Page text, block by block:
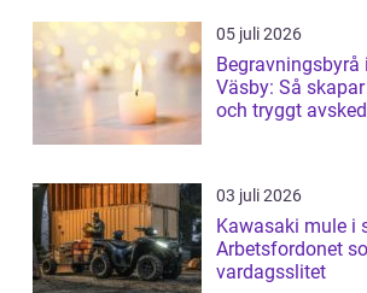
05 juli 2026
Begravningsbyrå
Väsby: Så
och tryggt avsked
03 juli 2026
Kawasaki mule i
Arbetsfordonet
vardagsslitet